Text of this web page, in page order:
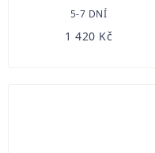
5-7 DNÍ
1 420 Kč